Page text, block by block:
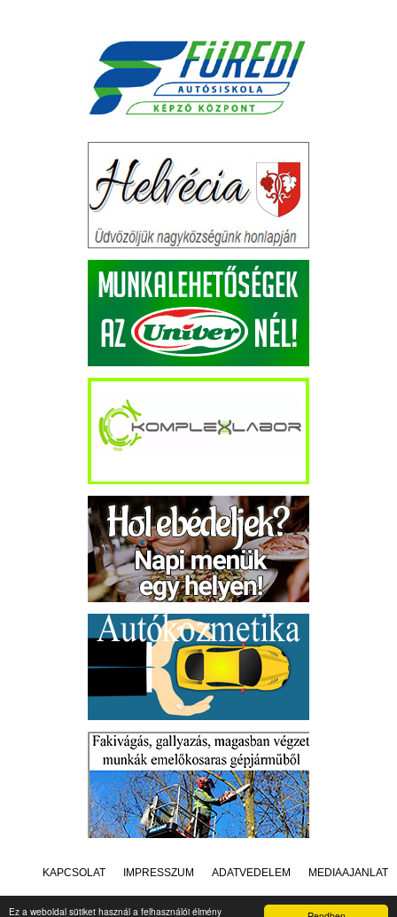
Ez a weboldal sütiket használ a felhasználói élmény
KAPCSOLAT IMPRESSZUM ADATVÉDELEM MÉDIAAJÁNLAT